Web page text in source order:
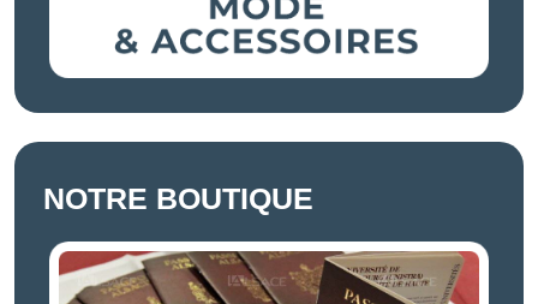
NOTRE BOUTIQUE